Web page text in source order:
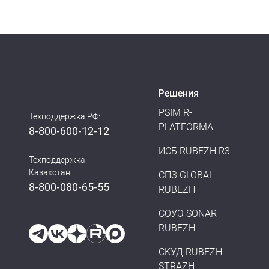
тестирование работоспособности
светодиодная индикация режимов
горизонтальный круговой
установка на подвесной потолок,
Состояние «Пожар» сохраняется
прибора отключением питания
Соединение датчика с базовым
ориентируя его относительно
извещатель тм Рубеж без
извещатель, позволяет получить
Техподдержка РФ:
8-800-600-12-12
Техподдержка
Казахстан:
8-800-080-65-55
Решения
PSIM R-
PLATFORMA
ИСБ RUBEZH R3
СПЗ GLOBAL
RUBEZH
СОУЭ SONAR
RUBEZH
СКУД RUBEZH
STRAZH